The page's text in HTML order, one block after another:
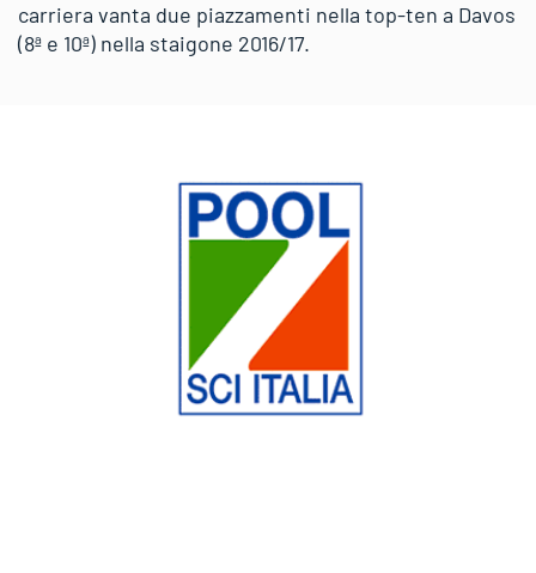
carriera vanta due piazzamenti nella top-ten a Davos
(8ª e 10ª) nella staigone 2016/17.